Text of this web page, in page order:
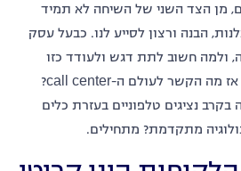
מן הצד השני של השיחה לא תמיד
הבנה ורצון לסייע לנו. כבעל עסק
ולמה חשוב לתת דגש ולעודד כזו
בקרב הנציגים הטלפוניים. אז מה הקשר לעולם ה-call center?
בקרב נציגים טלפוניים בעזרת כלים
מתקדמת? מתחילים.